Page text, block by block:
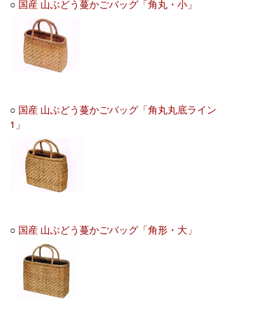
○ 国産 山ぶどう蔓かごバッグ「角丸・小」
○ 国産 山ぶどう蔓かごバッグ「角丸丸底ライン
1」
○ 国産 山ぶどう蔓かごバッグ「角形・大」